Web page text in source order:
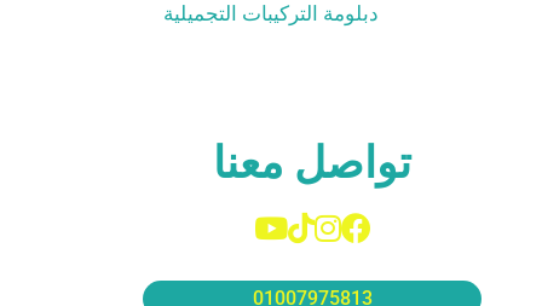
دبلومة التركيبات التجميلية
تواصل معنا
01007975813